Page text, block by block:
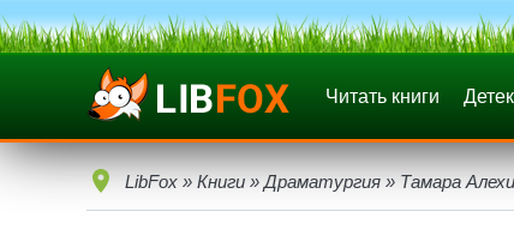
Читать книги
LibFox » Книги » Драматургия » Тамара